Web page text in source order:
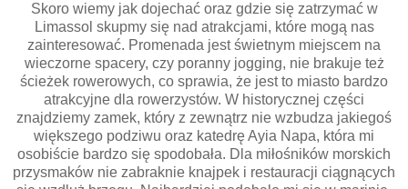
Skoro wiemy jak dojechać oraz gdzie się zatrzymać w
Limassol skupmy się nad atrakcjami, które mogą nas
zainteresować. Promenada jest świetnym miejscem na
wieczorne spacery, czy poranny jogging, nie brakuje też
ścieżek rowerowych, co sprawia, że jest to miasto bardzo
atrakcyjne dla rowerzystów. W historycznej części
znajdziemy zamek, który z zewnątrz nie wzbudza jakiegoś
większego podziwu oraz katedrę Ayia Napa, która mi
osobiście bardzo się spodobała. Dla miłośników morskich
przysmaków nie zabraknie knajpek i restauracji ciągnących